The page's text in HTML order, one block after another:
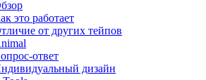
это работает
от других тейпов
ответ
дизайн